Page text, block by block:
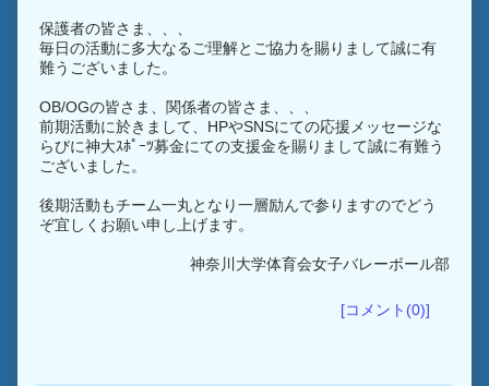
保護者の皆さま、、、
毎日の活動に多大なるご理解とご協力を賜りまして誠に有
難うございました。
OB/OGの皆さま、関係者の皆さま、、、
前期活動に於きまして、HPやSNSにての応援メッセージな
らびに神大ｽﾎﾟｰﾂ募金にての支援金を賜りまして誠に有難う
ございました。
後期活動もチーム一丸となり一層励んで参りますのでどう
ぞ宜しくお願い申し上げます。
神奈川大学体育会女子バレーボール部
[コメント(0)]